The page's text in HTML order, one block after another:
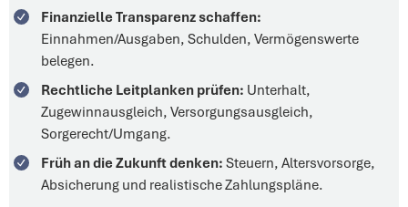
Finanzielle Transparenz schaffen:
Einnahmen/Ausgaben, Schulden, Vermögenswerte
belegen.
Rechtliche Leitplanken prüfen: Unterhalt,
Zugewinnausgleich, Versorgungsausgleich,
Sorgerecht/Umgang.
Früh an die Zukunft denken: Steuern, Altersvorsorge,
Absicherung und realistische Zahlungspläne.